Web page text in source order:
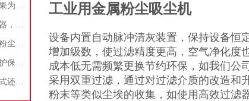
防爆型工业集尘器的除尘效果为何不佳？
如何正确维护车间打磨吸尘器，延长使用寿命
怎样挑选一个好的打磨抛光粉尘吸尘器
车间除尘吸尘器如何进行维护保养？
滤筒式集尘设备到底是竖装式还是横装式？
工业用金属粉尘吸尘机
设备内置自动脉冲清灰装置，保持设备恒
增加级数，使过滤精度更高，空气净化度
成本低无需频繁更换节约环保，如我们公
采用双重过滤，通过对过滤介质的改造和
粉末等类似尘埃的收集，如使用高效过滤